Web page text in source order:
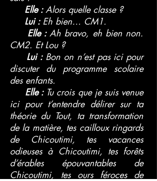
Elle :Alors quelle classe ?
Lui : Eh bien… CM1.
Elle :Ah bravo, eh bien non.
CM2. Et Lou ?
Lui :Bon on n’est pas ici pour
discuter du programme scolaire
des enfants.
Elle : Tu crois que je suis venue
ici pour t’entendre délirer sur ta
théorie du Tout, ta transformation
de la matière, tes cailloux ringards
de Chicoutimi, tes vacances
odieuses à Chicoutimi, tes forêts
d’érables épouvantables de
Chicoutimi, tes ours féroces de